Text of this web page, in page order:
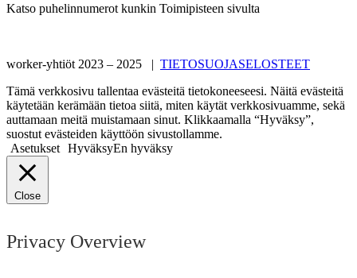
Katso puhelinnumerot kunkin Toimipisteen sivulta
worker-yhtiöt 2023 – 2025 | TIETOSUOJASELOSTEET
Tämä verkkosivu tallentaa evästeitä tietokoneeseesi. Näitä evästeitä
käytetään kerämään tietoa siitä, miten käytät verkkosivuamme, sekä
auttamaan meitä muistamaan sinut. Klikkaamalla “Hyväksy”,
suostut evästeiden käyttöön sivustollamme.
Asetukset HyväksyEn hyväksy
Close
Privacy Overview